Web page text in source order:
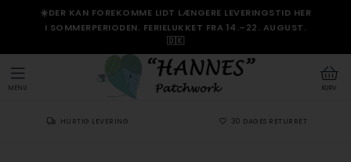
☀️DER KAN FOREKOMME LIDT LÆNGERE LEVERINGSTID HER
I SOMMERPERIODEN. FERIELUKKET FRA 14.–22. AUGUST.
🇩🇰
KURV
MENU
HURTIG LEVERING 30 DAGES RETURRET